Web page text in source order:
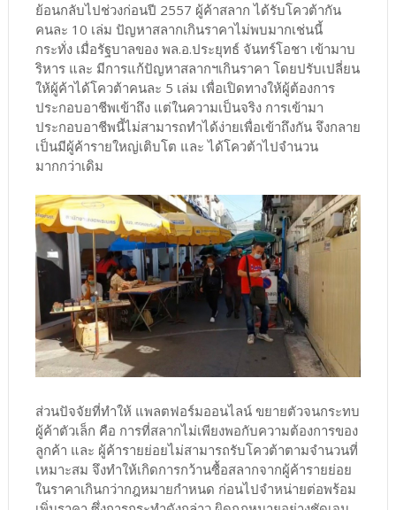
ย้อนกลับไปช่วงก่อนปี 2557 ผู้ค้าสลาก ได้รับโควต้ากัน
คนละ 10 เล่ม ปัญหาสลากเกินราคาไม่พบมากเช่นนี้
กระทั่ง เมื่อรัฐบาลของ พล.อ.ประยุทธ์ จันทร์โอชา เข้ามาบ
ริหาร และ มีการแก้ปัญหาสลากฯเกินราคา โดยปรับเปลี่ยน
ให้ผู้ค้าได้โควต้าคนละ 5 เล่ม เพื่อเปิดทางให้ผู้ต้องการ
ประกอบอาชีพเข้าถึง แต่ในความเป็นจริง การเข้ามา
ประกอบอาชีพนี้ไม่สามารถทำได้ง่ายเพื่อเข้าถึงกัน จึงกลาย
เป็นมีผู้ค้ารายใหญ่เติบโต และ ได้โควต้าไปจำนวน
มากกว่าเดิม
ส่วนปัจจัยที่ทำให้ แพลตฟอร์มออนไลน์ ขยายตัวจนกระทบ
ผู้ค้าตัวเล็ก คือ การที่สลากไม่เพียงพอกับความต้องการของ
ลูกค้า และ ผู้ค้ารายย่อยไม่สามารถรับโควต้าตามจำนวนที่
เหมาะสม จึงทำให้เกิดการกว้านซื้อสลากจากผู้ค้ารายย่อย
ในราคาเกินกว่ากฎหมายกำหนด ก่อนไปจำหน่ายต่อพร้อม